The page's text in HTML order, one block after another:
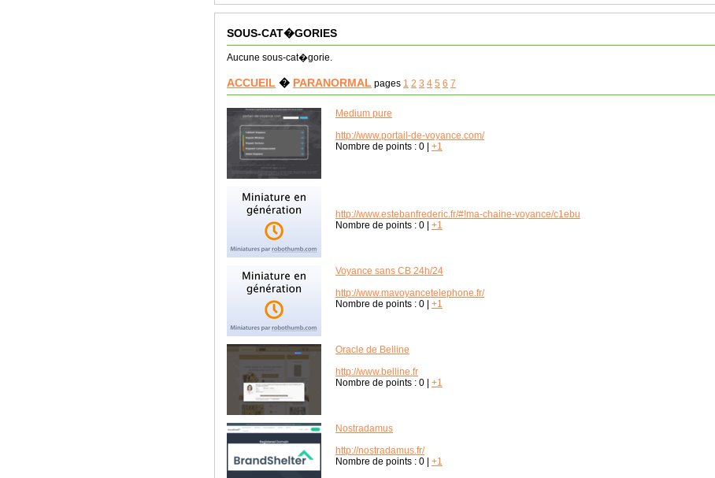
SOUS-CAT�GORIES
Aucune sous-cat�gorie.
ACCUEIL � PARANORMAL pages 1 2 3 4 5 6 7
Medium pure
http://www.portail-de-voyance.com/
Nombre de points : 0 +1
http://www.estebanfrederic.fr/#!ma-chaine-voyance/c1ebu
Nombre de points : 0 +1
Voyance sans CB 24h/24
http://www.mavoyancetelephone.fr/
Nombre de points : 0 +1
Oracle de Belline
http://www.belline.fr
Nombre de points : 0 +1
Nostradamus
http://nostradamus.fr/
Nombre de points : 0 +1